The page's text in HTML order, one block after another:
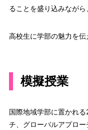
ることを盛り込みながら
高校生に学部の魅力を伝
模擬授業
国際地域学部に置かれ
チ、グローバルアプロ